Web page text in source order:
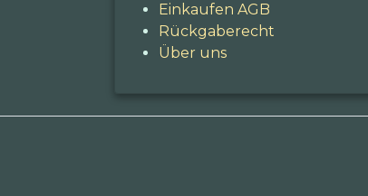
Einkaufen AGB
Rückgaberecht
Über uns